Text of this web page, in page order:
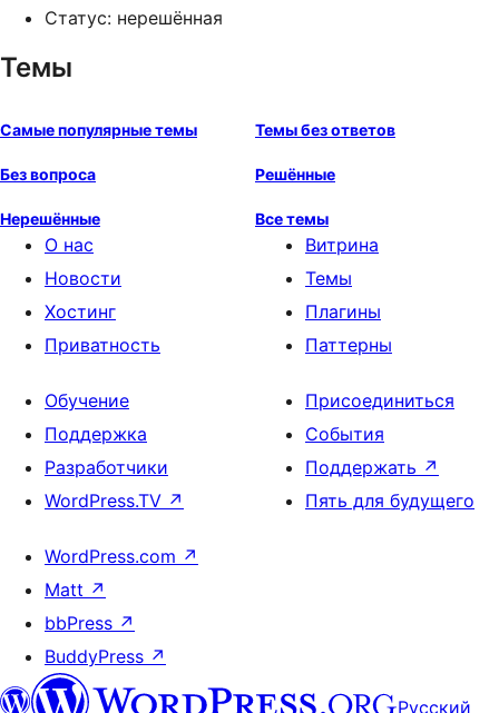
Статус: нерешённая
Темы
Самые популярные темы Темы без ответов
Без вопроса Решённые
Нерешённые Все темы
О нас
Новости
Хостинг
Приватность
Витрина
Темы
Плагины
Паттерны
Обучение
Поддержка
Разработчики
WordPress.TV ↗
Присоединиться
События
Поддержать ↗
Пять для будущего
WordPress.com ↗
Matt ↗
bbPress ↗
BuddyPress ↗
Русский